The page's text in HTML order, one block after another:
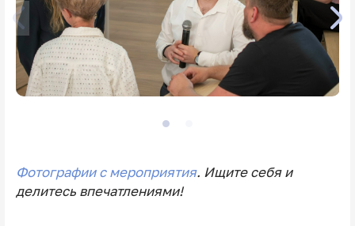
Фотографии с мероприятия. Ищите себя и
делитесь впечатлениями!